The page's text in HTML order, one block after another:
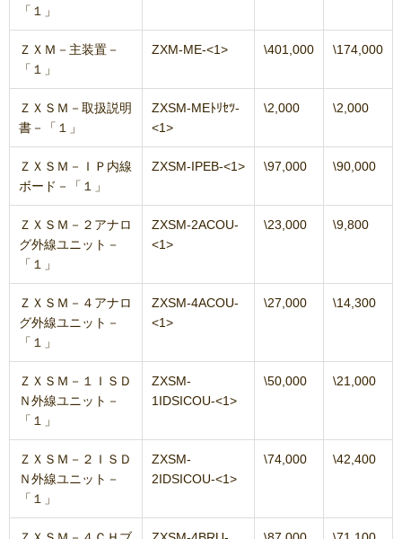
「１」
ＺＸＭ－主装置－
「１」
ZXM-ME-<1> \401,000 \174,000
ＺＸＳＭ－取扱説明
書－「１」
ZXSM-MEﾄﾘｾﾂ-
<1>
\2,000 \2,000
ＺＸＳＭ－ＩＰ内線
ボード－「１」
ZXSM-IPEB-<1> \97,000 \90,000
ＺＸＳＭ－２アナロ
グ外線ユニット－
「１」
ZXSM-2ACOU-
<1>
\23,000 \9,800
ＺＸＳＭ－４アナロ
グ外線ユニット－
「１」
ZXSM-4ACOU-
<1>
\27,000 \14,300
ＺＸＳＭ－１ＩＳＤ
Ｎ外線ユニット－
「１」
ZXSM-
1IDSICOU-<1>
\50,000 \21,000
ＺＸＳＭ－２ＩＳＤ
Ｎ外線ユニット－
「１」
ZXSM-
2IDSICOU-<1>
\74,000 \42,400